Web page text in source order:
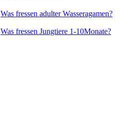
Was fressen adulter Wasseragamen?
Was fressen Jungtiere 1-10Monate?